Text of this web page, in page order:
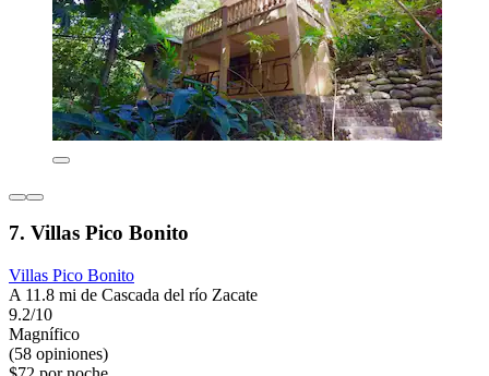
7. Villas Pico Bonito
Villas Pico Bonito
A 11.8 mi de Cascada del río Zacate
9.2/10
Magnífico
(58 opiniones)